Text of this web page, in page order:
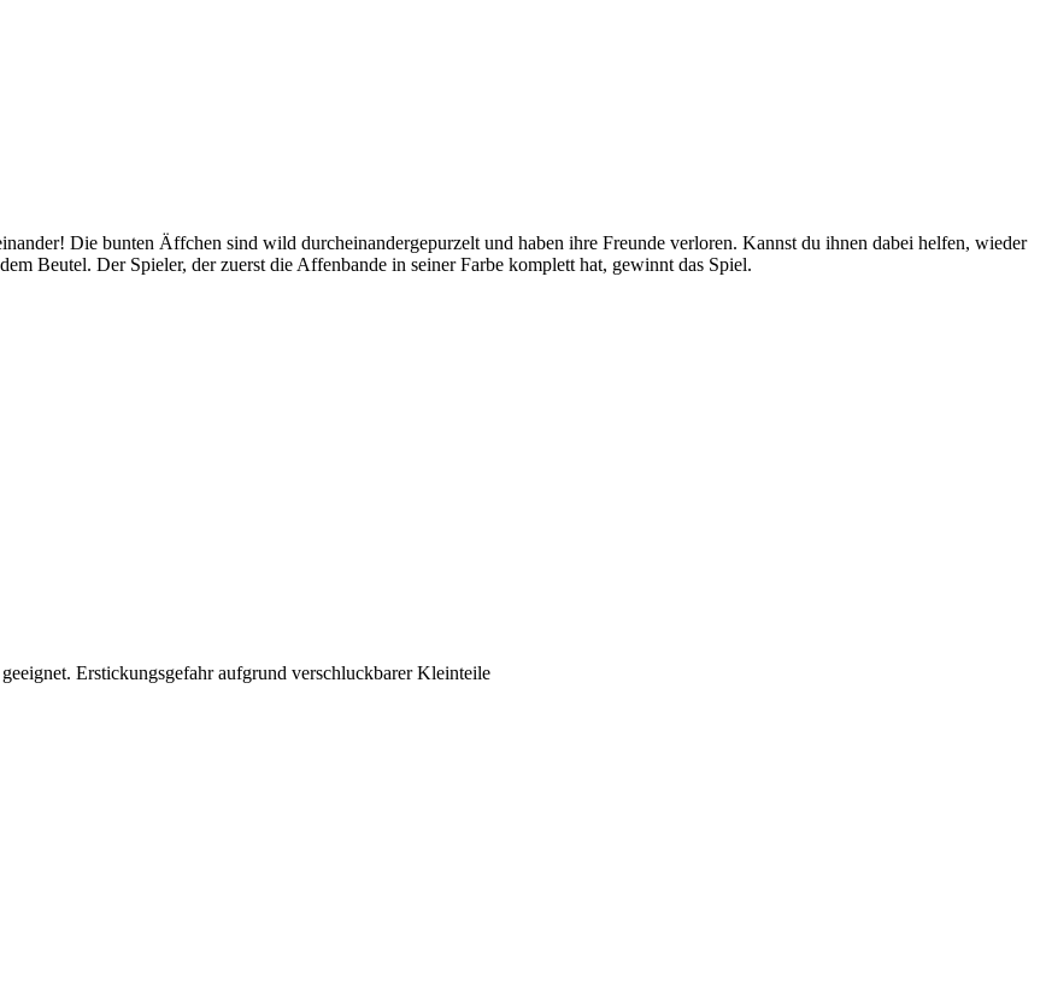
Die bunten Äffchen sind wild durcheinandergepurzelt und haben ihre Freunde verloren. Kannst du ihnen dabei helfen, wieder
Beutel. Der Spieler, der zuerst die Affenbande in seiner Farbe komplett hat, gewinnt das Spiel.
Erstickungsgefahr aufgrund verschluckbarer Kleinteile